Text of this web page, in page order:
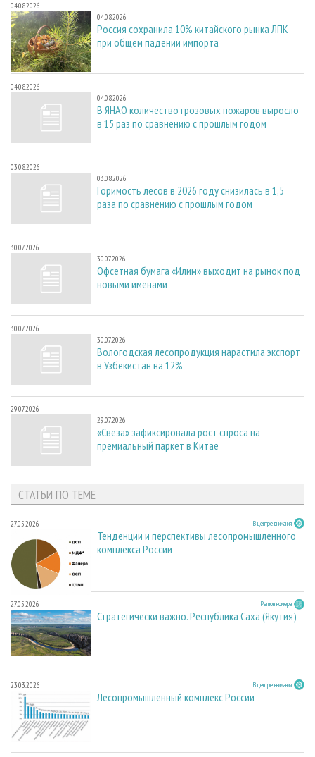
04.08.2026
04.08.2026
Россия сохранила 10% китайского рынка ЛПК
при общем падении импорта
04.08.2026
04.08.2026
В ЯНАО количество грозовых пожаров выросло
в 15 раз по сравнению с прошлым годом
03.08.2026
03.08.2026
Горимость лесов в 2026 году снизилась в 1,5
раза по сравнению с прошлым годом
30.07.2026
30.07.2026
Офсетная бумага «Илим» выходит на рынок под
новыми именами
30.07.2026
30.07.2026
Вологодская лесопродукция нарастила экспорт
в Узбекистан на 12%
29.07.2026
29.07.2026
«Свеза» зафиксировала рост спроса на
премиальный паркет в Китае
СТАТЬИ ПО ТЕМЕ
27.05.2026 В центре внимания
Тенденции и перспективы лесопромышленного
комплекса России
27.05.2026 Регион номера
Стратегически важно. Республика Саха (Якутия)
23.03.2026 В центре внимания
Лесопромышленный комплекс России